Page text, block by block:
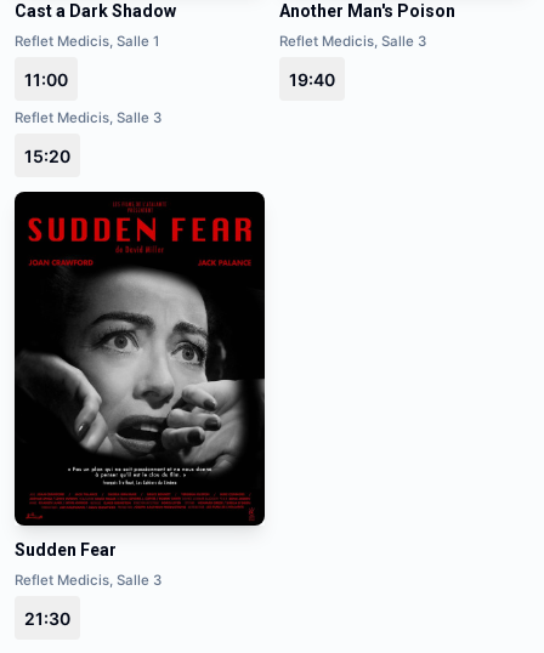
Cast a Dark Shadow
Reflet Medicis, Salle 1
11:00
Reflet Medicis, Salle 3
15:20
Another Man's Poison
Reflet Medicis, Salle 3
19:40
Sudden Fear
Reflet Medicis, Salle 3
21:30